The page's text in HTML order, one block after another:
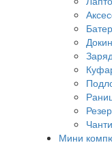
Мини